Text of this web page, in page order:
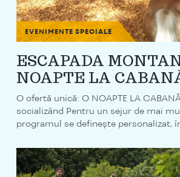
EVENIMENTE SPECIALE
ESCAPADA
NOAPTE LA
O ofertă unică: O NOAPTE LA
socializând Pentru un sejur de mai
programul se definește personalizat,